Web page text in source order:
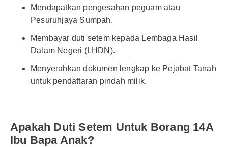
Mendapatkan pengesahan peguam atau
Pesuruhjaya Sumpah.
Membayar duti setem kepada Lembaga Hasil
Dalam Negeri (LHDN).
Menyerahkan dokumen lengkap ke Pejabat Tanah
untuk pendaftaran pindah milik.
Apakah Duti Setem Untuk Borang 14A
Ibu Bapa Anak?